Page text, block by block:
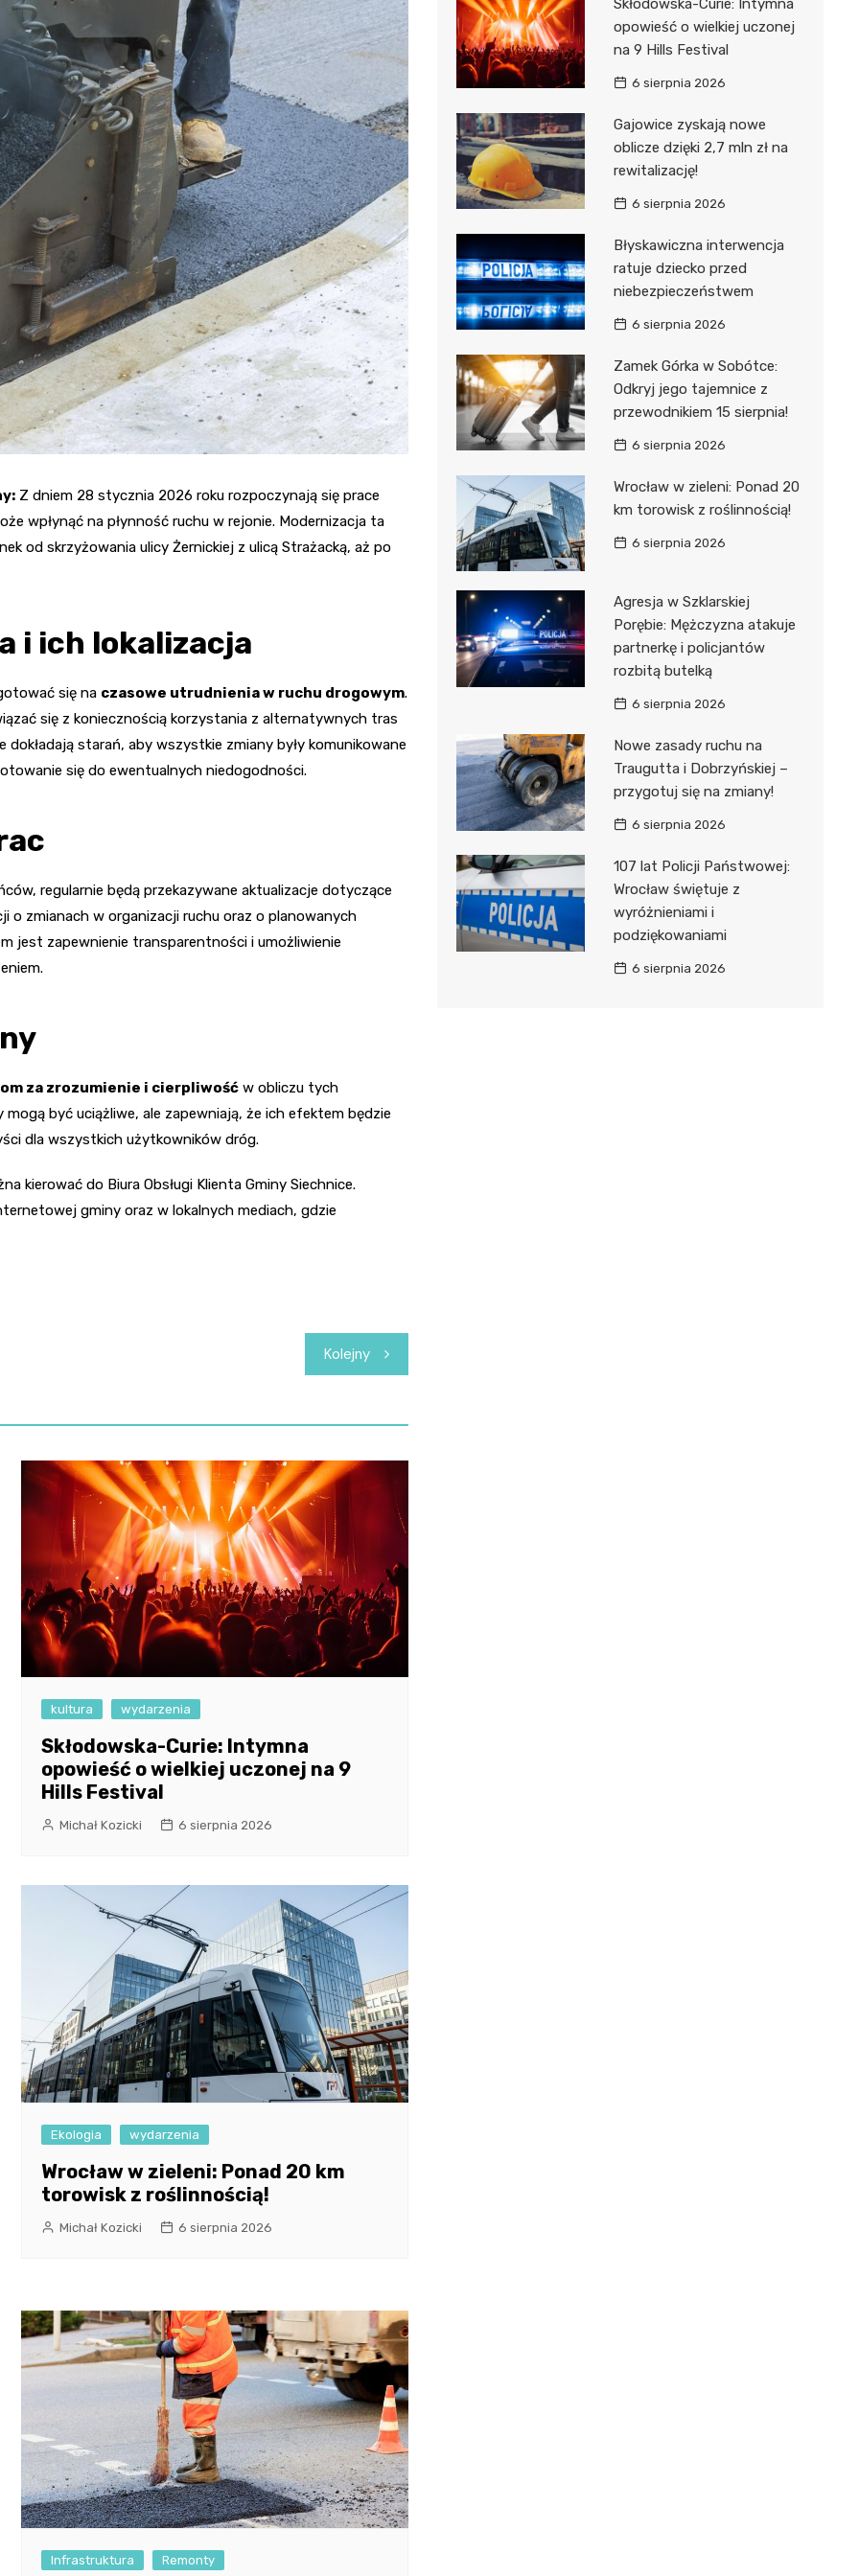
Kino
Poczta
Z dniem 28 stycznia 2026 roku rozpoczynają się prace
wpłynąć na płynność ruchu w rejonie. Modernizacja ta
od skrzyżowania ulicy Żernickiej z ulicą Strażacką, aż po
i ich lokalizacja
się na czasowe utrudnienia w ruchu drogowym.
się z koniecznością korzystania z alternatywnych tras
starań, aby wszystkie zmiany były komunikowane
się do ewentualnych niedogodności.
regularnie będą przekazywane aktualizacje dotyczące
o zmianach w organizacji ruchu oraz o planowanych
jest zapewnienie transparentności i umożliwienie
za zrozumienie i cierpliwość w obliczu tych
być uciążliwe, ale zapewniają, że ich efektem będzie
dla wszystkich użytkowników dróg.
kierować do Biura Obsługi Klienta Gminy Siechnice.
gminy oraz w lokalnych mediach, gdzie
Kolejny
kultura wydarzenia
Skłodowska-Curie: Intymna
opowieść o wielkiej uczonej na 9
Hills Festival
Michał Kozicki 6 sierpnia 2026
Ekologia wydarzenia
Wrocław w zieleni: Ponad 20 km
torowisk z roślinnością!
Michał Kozicki 6 sierpnia 2026
Infrastruktura Remonty
Skłodowska-Curie: Intymna
opowieść o wielkiej uczonej
na 9 Hills Festival
6 sierpnia 2026
Gajowice zyskają nowe
oblicze dzięki 2,7 mln zł na
rewitalizację!
6 sierpnia 2026
Błyskawiczna interwencja
ratuje dziecko przed
niebezpieczeństwem
6 sierpnia 2026
Zamek Górka w Sobótce:
Odkryj jego tajemnice z
przewodnikiem 15 sierpnia!
6 sierpnia 2026
Wrocław w zieleni: Ponad 20
km torowisk z roślinnością!
6 sierpnia 2026
Agresja w Szklarskiej
Porębie: Mężczyzna atakuje
partnerkę i policjantów
rozbitą butelką
6 sierpnia 2026
Nowe zasady ruchu na
Traugutta i Dobrzyńskiej –
przygotuj się na zmiany!
6 sierpnia 2026
107 lat Policji Państwowej:
Wrocław świętuje z
wyróżnieniami i
podziękowaniami
6 sierpnia 2026